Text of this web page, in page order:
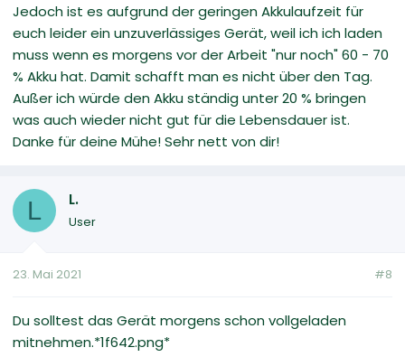
Jedoch ist es aufgrund der geringen Akkulaufzeit für
euch leider ein unzuverlässiges Gerät, weil ich ich laden
muss wenn es morgens vor der Arbeit "nur noch" 60 - 70
% Akku hat. Damit schafft man es nicht über den Tag.
Außer ich würde den Akku ständig unter 20 % bringen
was auch wieder nicht gut für die Lebensdauer ist.
Danke für deine Mühe! Sehr nett von dir!
L L.
User
23. Mai 2021 #8
Du solltest das Gerät morgens schon vollgeladen
mitnehmen.*1f642.png*